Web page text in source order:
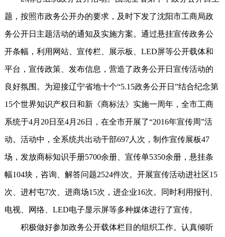
题，按照市政务公开办的要求，及时下发了沈阳市工商局政
务公开日主题活动的通知及实施方案。通过悬挂宣传政务公
开条幅，利用网站、宣传栏、展示板、LED屏等公开载体和
平台，宣传政策、发布信息，营造了政务公开日宣传活动的
良好氛围。为迎接辽宁省地十个“5.15政务公开日”结合纪念第
15个世界知识产权日和新《商标法》实施一周年，全市工商
系统于4月20日至4月26日，在全市开展了“2016年宣传周”活
动。活动中，全系统共出动干部697人次，制作宣传展板47
场，发放商标知识手册5700余册、宣传单5350余册，悬挂条
幅104块，咨询、解答问题2524件次。开展宣传活动进社区15
次、进村屯7次、进商场15次，进企业16次。同时利用报刊、
电视、网络、LED电子显示屏等多种媒体进行了宣传。
积极做好参加政务公开载体栏目的组织工作。认真倾听